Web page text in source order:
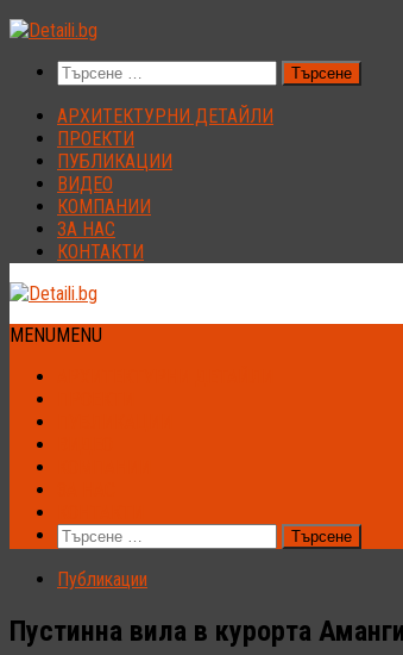
Към
Търсене
за:
АРХИТЕКТУРНИ ДЕТАЙЛИ
ПРОЕКТИ
ПУБЛИКАЦИИ
ВИДЕО
КОМПАНИИ
ЗА НАС
КОНТАКТИ
MENUMENU
Търсене
за:
Публикации
Пустинна вила в курорта